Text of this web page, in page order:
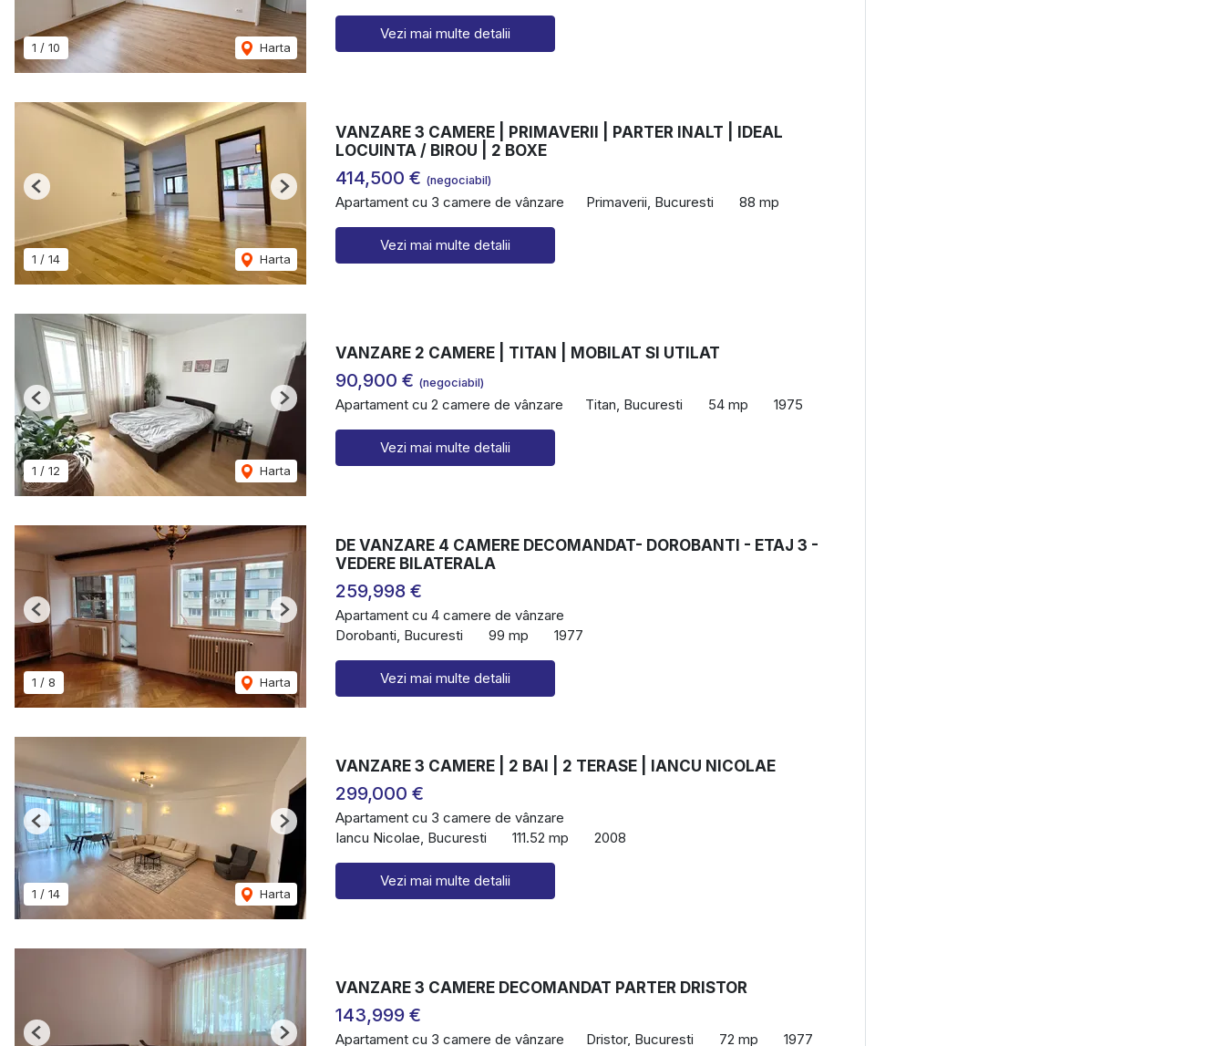
1 / 10 Harta
Vezi mai multe detalii
1 / 14 Harta
Previous Next
VANZARE 3 CAMERE | PRIMAVERII | PARTER INALT | IDEAL
LOCUINTA / BIROU | 2 BOXE
414,500 € (negociabil)
Apartament cu 3 camere de vânzare Primaverii, Bucuresti 88 mp
Vezi mai multe detalii
1 / 12 Harta
Previous Next
VANZARE 2 CAMERE | TITAN | MOBILAT SI UTILAT
90,900 € (negociabil)
Apartament cu 2 camere de vânzare Titan, Bucuresti 54 mp 1975
Vezi mai multe detalii
1 / 8 Harta
Previous Next
DE VANZARE 4 CAMERE DECOMANDAT- DOROBANTI - ETAJ 3 -
VEDERE BILATERALA
259,998 €
Apartament cu 4 camere de vânzare
Dorobanti, Bucuresti
99 mp 1977
Vezi mai multe detalii
1 / 14 Harta
Previous Next
VANZARE 3 CAMERE | 2 BAI | 2 TERASE | IANCU NICOLAE
299,000 €
Apartament cu 3 camere de vânzare
Iancu Nicolae, Bucuresti
111.52 mp 2008
Vezi mai multe detalii
Previous Next
VANZARE 3 CAMERE DECOMANDAT PARTER DRISTOR
143,999 €
Apartament cu 3 camere de vânzare Dristor, Bucuresti 72 mp 1977